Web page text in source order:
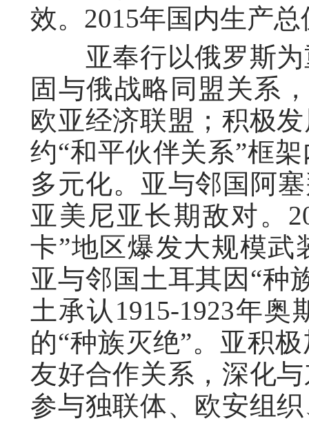
效。2015年国内生产
亚奉行以俄罗斯为
固与俄战略同盟关系
欧亚经济联盟；积极
约“和平伙伴关系”框
多元化。亚与邻国阿
亚美尼亚长期敌对。
卡”地区爆发大规模武
亚与邻国土耳其因“种
土承认1915-1923年
的“种族灭绝”。亚积
友好合作关系，深化
参与独联体、欧安组